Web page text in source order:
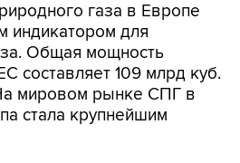
газа в Европе
индикатором для
Общая мощность
составляет 109 млрд куб.
мировом рынке СПГ в
стала крупнейшим